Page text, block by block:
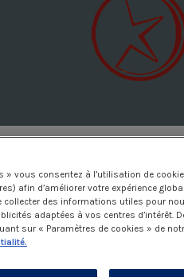
» vous consentez à l’utilisation de
afin d’améliorer votre expérience
collecter des informations utiles pour
adaptées à vos centres d’intérêt.
sur « Paramètres de cookies » de